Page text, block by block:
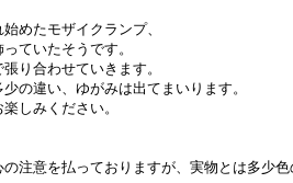
めたモザイクランプ、
ていたそうです。
り合わせていきます。
の違い、ゆがみは出てまいります。
しみください。
注意を払っておりますが、実物とは多少